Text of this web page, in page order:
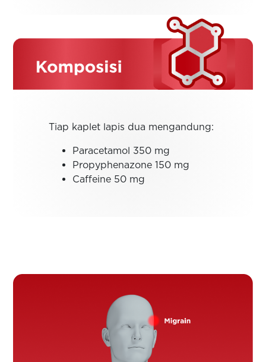
Tiap kaplet lapis dua mengandung:
Paracetamol 350 mg
Propyphenazone 150 mg
Caffeine 50 mg